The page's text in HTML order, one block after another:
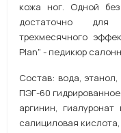
кожа ног. Одной
достаточно для
трехмесячного
Plan" - педикюр
Состав: вода,
ПЭГ-60
аргинин, гиалуронат
салициловая